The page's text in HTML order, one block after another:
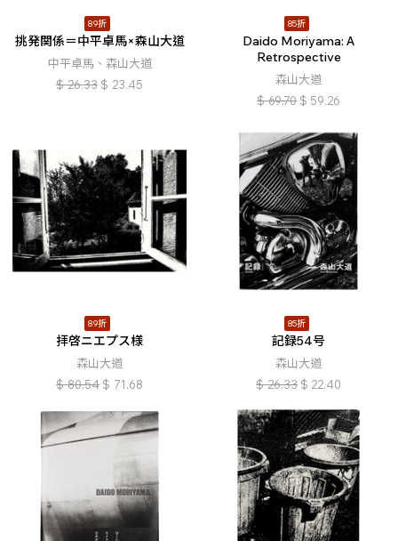
89折
挑発関係＝中平卓馬×森山大道
中平卓馬、森山大道
$ 26.33 $ 23.45
85折
Daido Moriyama: A
Retrospective
森山大道
$ 69.70 $ 59.26
89折
拝啓ニエプス様
森山大道
$ 80.54 $ 71.68
85折
記録54号
森山大道
$ 26.33 $ 22.40